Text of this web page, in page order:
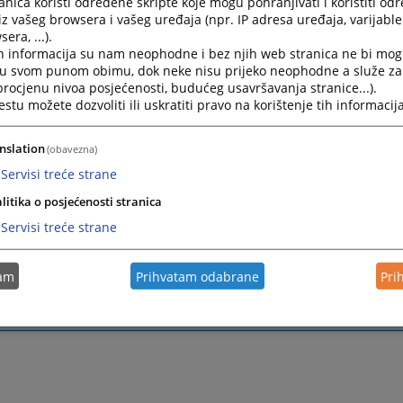
postavljena pitanja u vezi popunjavanja izvještaja o
za sprovođenje postupka po izvještajima, u skladu sa svojim
je mehanizam putem kojeg se mogu podnijeti obrazložene
o netačnosti navoda u izvještaju o imovini i interesima
navode u izvještaju možete prijaviti putem e-mail
prijava.nepravilnosti@pravosudje.ba
člana 86c. stav (2) Zakona o VSTV-u BiH, na osnovu kojih će
dodatne provjere Izvještaja. U roku od 60 dana od dana
prijave će biti dostavljena informacija o preduzetim
vašeg browsera i vašeg uređaja (npr. IP adresa uređaja,
...).
informacija su nam neophodne i bez njih web stranica ne bi
svom punom obimu, dok neke nisu prijeko neophodne a služe
nivoa posjećenosti, budućeg usavršavanja stranice...).
možete dozvoliti ili uskratiti pravo na korištenje tih
(obavezna)
Servisi treće strane
o posjećenosti stranica
Servisi treće strane
Prihvatam odabrane